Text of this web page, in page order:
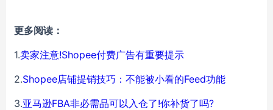
更多阅读：
1.卖家注意!Shopee付费广告有重要提示
2.Shopee店铺提销技巧：不能被小看的Feed功能
3.亚马逊FBA非必需品可以入仓了!你补货了吗?